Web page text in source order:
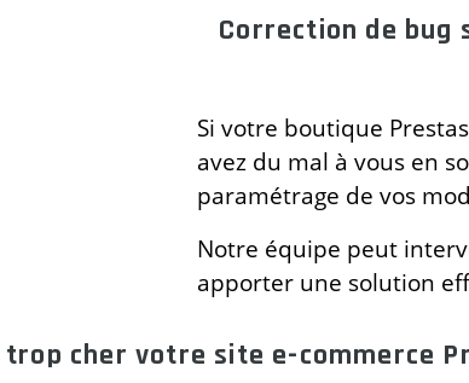
Correction de bug
Si votre boutique
avez du mal à vous en
paramétrage de vos
Notre équipe peut
apporter une solution
trop cher votre site e-commerce